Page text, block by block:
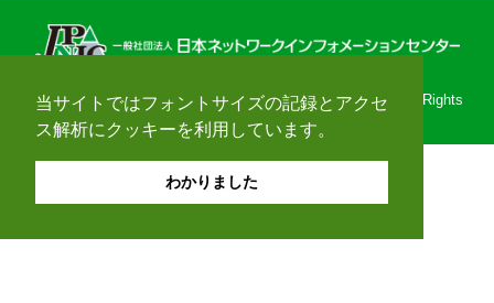
当サイトではフォントサイズの記録とアクセ
ス解析にクッキーを利用しています。
わかりました
Copyright© 1996-2026 Japan Network Information Center. All Rights
Reserved.